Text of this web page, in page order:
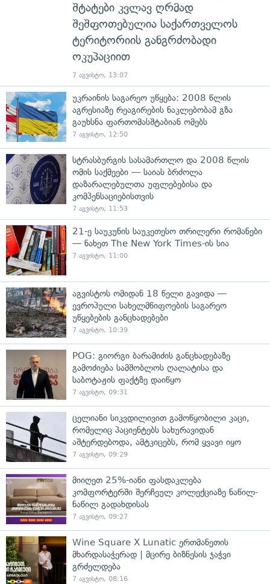
შტატები კვლავ ღრმად
შეშფოთებულია საქართველოს
ტერიტორიის განგრძობადი
ოკუპაციით
7 აგვისტო, 13:07
უკრაინის საგარეო უწყება: 2008 წლის
აგრესიაზე რეაგირების ნაკლებობამ გზა
გაუხსნა ფართომასშტაბიან ომებს
7 აგვისტო, 12:50
სტრასბურგის სასამართლო და 2008 წლის
ომის საქმეები — საიას ბრძოლა
დაზარალებულთა უფლებებისა და
კომპენსაციებისთვის
7 აგვისტო, 11:53
21-ე საუკუნის საუკეთესო თრილერი რომანები
— ნახეთ The New York Times-ის სია
7 აგვისტო, 11:00
აგვისტოს ომიდან 18 წელი გავიდა —
ევროპული სახელმწიფოების საგარეო
უწყებების განცხადებები
7 აგვისტო, 10:39
POG: გიორგი ბარამიძის განცხადებაზე
გამოძიება სამშობლოს ღალატისა და
საბოტაჟის ფაქტზე დაიწყო
7 აგვისტო, 09:31
ცელიანი სიკვდილივით გამოწყობილი კაცი,
რომელიც პაციენტებს სახურავიდან
აშტერდებოდა, ამტკიცებს, რომ ყვავი იყო
7 აგვისტო, 09:29
მიიღეთ 25%-იანი ფასდაკლება
კომფორტერში შერჩეულ კოლექციაზე ნაწილ-
ნაწილ გადახდისას
7 აგვისტო, 09:27
Wine Square X Lunatic ერთმანეთის
მხარდასაჭერად | მცირე ბიზნესის ჯაჭვი
გრძელდება
7 აგვისტო, 08:16